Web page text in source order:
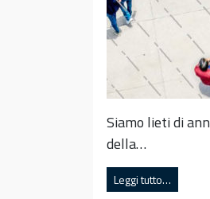
Siamo lieti di
della…
Leggi tutto…